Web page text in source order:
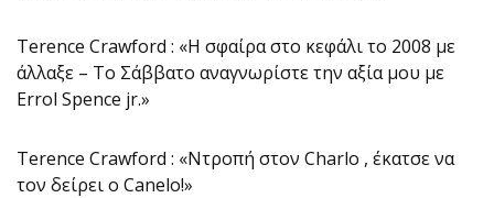
Terence Crawford : «Η σφαίρα στο κεφάλι το 2008 με
άλλαξε – Το Σάββατο αναγνωρίστε την αξία μου με
Errol Spence jr.»
Terence Crawford : «Ντροπή στον Charlo , έκατσε να
τον δείρει ο Canelo!»